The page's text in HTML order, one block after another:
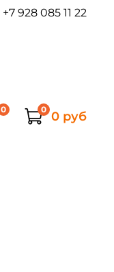
+7 928 085 11 22
0 0 0 руб